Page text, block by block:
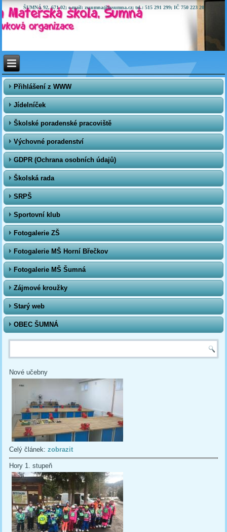
ŠUMNÁ 92, 671 02; e-mail: zssumna@zssumna.cz; tel.: 515 291 299; IČ 750 223 20
Přihlášení z WWW
Jídelníček
Školské poradenské pracoviště
Výchovné poradenství
GDPR (Ochrana osobních údajů)
Školská rada
SRPŠ
Sportovní klub
Fotogalerie ZŠ
Fotogalerie MŠ Horní Břečkov
Fotogalerie MŠ Šumná
Zájmové kroužky
Starý web
OBEC ŠUMNÁ
Vyhledávání
Nové učebny
Celý článek:zobrazit
Hory 1. stupeň